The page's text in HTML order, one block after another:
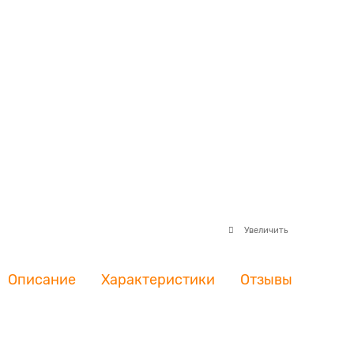
Увеличить
Описание Характеристики Отзывы